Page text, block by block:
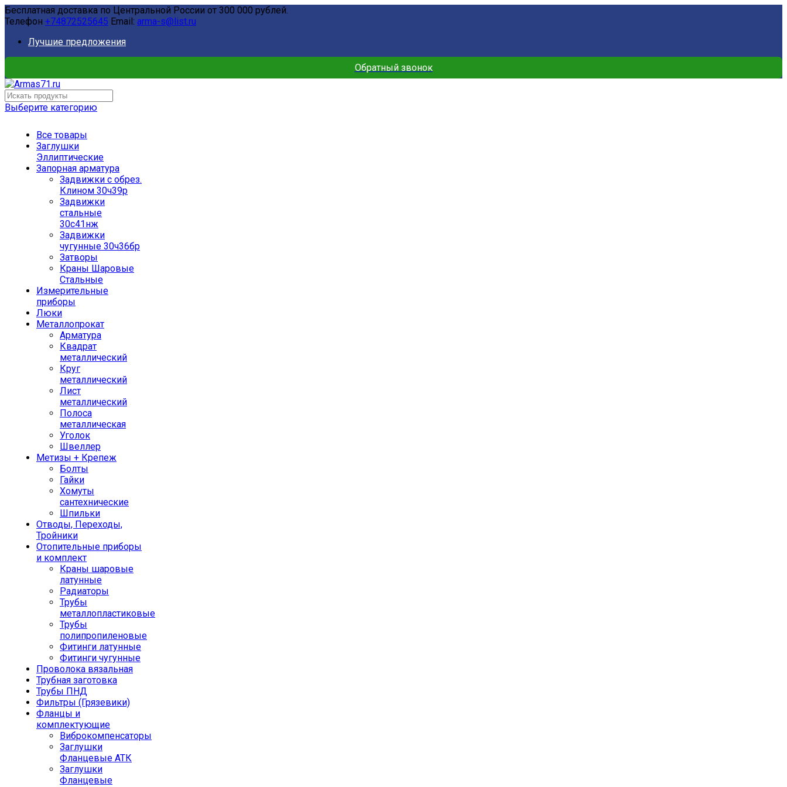
Бесплатная доставка по Центральной России от 300 000 рублей.
Телефон +74872525645 Email: arma-s@list.ru
Лучшие предложения
Обратный звонок
Выберите категорию
Все товары
Заглушки
Эллиптические
Запорная арматура
Задвижки с обрез.
Клином 30ч39р
Задвижки
стальные
30с41нж
Задвижки
чугунные 30ч36бр
Затворы
Краны Шаровые
Стальные
Измерительные
приборы
Люки
Металлопрокат
Арматура
Квадрат
металлический
Круг
металлический
Лист
металлический
Полоса
металлическая
Уголок
Швеллер
Метизы + Крепеж
Болты
Гайки
Хомуты
сантехнические
Шпильки
Отводы, Переходы,
Тройники
Отопительные приборы
и комплект
Краны шаровые
латунные
Радиаторы
Трубы
металлопластиковые
Трубы
полипропиленовые
Фитинги латунные
Фитинги чугунные
Проволока вязальная
Трубная заготовка
Трубы ПНД
Фильтры (Грязевики)
Фланцы и
комплектующие
Виброкомпенсаторы
Заглушки
Фланцевые АТК
Заглушки
Фланцевые